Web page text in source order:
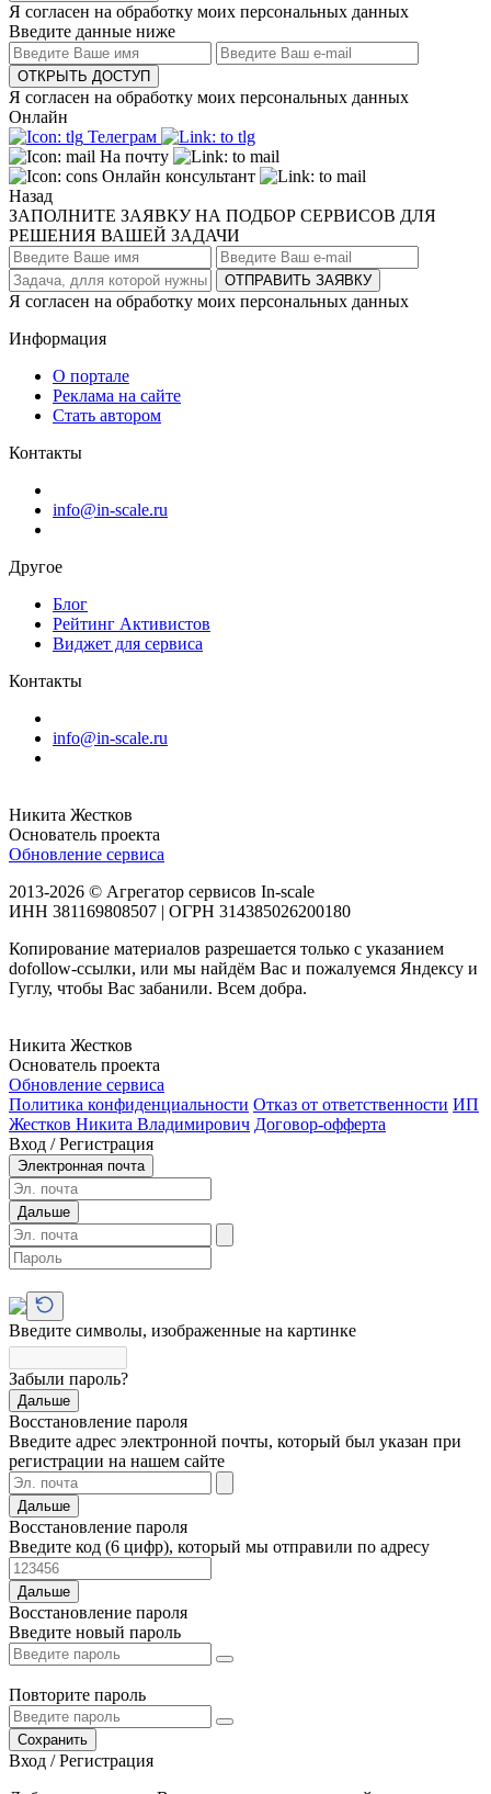
Я согласен на обработку моих персональных данных
Введите данные ниже
ОТКРЫТЬ ДОСТУП
Я согласен на обработку моих персональных данных
Онлайн
Телеграм
На почту
Онлайн консультант
Назад
ЗАПОЛНИТЕ ЗАЯВКУ НА ПОДБОР СЕРВИСОВ ДЛЯ
РЕШЕНИЯ ВАШЕЙ ЗАДАЧИ
ОТПРАВИТЬ ЗАЯВКУ
Я согласен на обработку моих персональных данных
Информация
О портале
Реклама на сайте
Стать автором
Контакты
info@in-scale.ru
Другое
Блог
Рейтинг Активистов
Виджет для сервиса
Контакты
info@in-scale.ru
Никита Жестков
Основатель проекта
Обновление сервиса
2013-2026 © Агрегатор сервисов In-scale
ИНН 381169808507 | ОГРН 314385026200180
Копирование материалов разрешается только с указанием
dofollow-ссылки, или мы найдём Вас и пожалуемся Яндексу и
Гуглу, чтобы Вас забанили. Всем добра.
Никита Жестков
Основатель проекта
Обновление сервиса
Политика конфиденциальности Отказ от ответственности ИП
Жестков Никита Владимирович Договор-офферта
Вход / Регистрация
Электронная почта
Дальше
Введите символы, изображенные на картинке
Забыли пароль?
Дальше
Восстановление пароля
Введите адрес электронной почты, который был указан при
регистрации на нашем сайте
Дальше
Восстановление пароля
Введите код (6 цифр), который мы отправили по адресу
Дальше
Восстановление пароля
Введите новый пароль
Повторите пароль
Сохранить
Вход / Регистрация